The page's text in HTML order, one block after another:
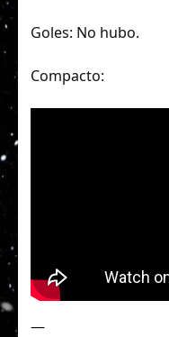
Goles: No hubo.
Compacto:
—